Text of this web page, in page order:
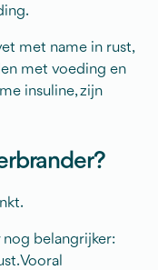
met name in rust,
met voeding en
insuline, zijn
belangrijker:
Vooral